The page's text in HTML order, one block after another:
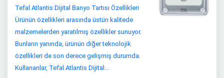
Tefal Atlantis Dijital Banyo Tartısı Özellikleri
Ürünün özellikleri arasında üstün kalitede
malzemelerden yaratılmış özellikler sunuyor.
Bunların yanında, ürünün diğer teknolojik
özellikleri de son derece gelişmiş durumda.
Kullananlar, Tefal Atlantis Dijital...